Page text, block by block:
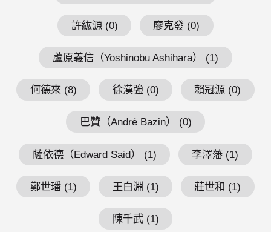
許紘源 (0) 廖克發 (0)
蘆原義信（Yoshinobu Ashihara） (1)
何德來 (8) 徐漢強 (0) 賴冠源 (0)
巴贊（André Bazin） (0)
薩依德（Edward Said） (1) 李澤藩 (1)
鄭世璠 (1) 王白淵 (1) 莊世和 (1)
陳千武 (1)